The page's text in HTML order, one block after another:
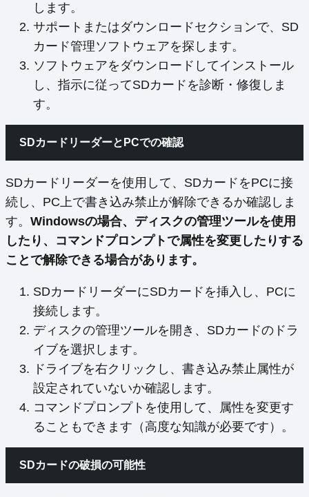
します。
サポートまたはダウンロードセクションで、SD
カード管理ソフトウェアを探します。
ソフトウェアをダウンロードしてインストール
し、指示に従ってSDカードを診断・修復しま
す。
SDカードリーダーとPCでの確認
SDカードリーダーを使用して、SDカードをPCに接
続し、PC上で書き込み禁止が解除できるか確認しま
す。 Windowsの場合、ディスクの管理ツールを使用
したり、コマンドプロンプトで属性を変更したりする
ことで解除できる場合があります。
SDカードリーダーにSDカードを挿入し、PCに
接続します。
ディスクの管理ツールを開き、SDカードのドラ
イブを選択します。
ドライブを右クリックし、書き込み禁止属性が
設定されていないか確認します。
コマンドプロンプトを使用して、属性を変更す
ることもできます（高度な知識が必要です）。
SDカードの破損の可能性